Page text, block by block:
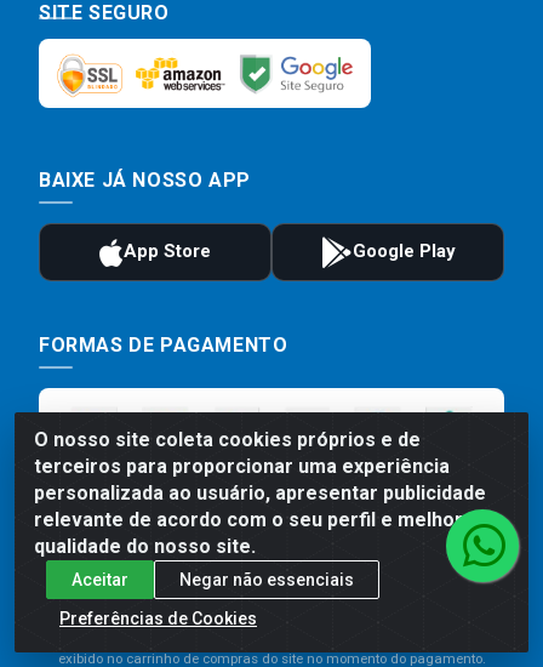
O nosso site coleta cookies próprios e de
terceiros para proporcionar uma experiência
personalizada ao usuário, apresentar publicidade
relevante de acordo com o seu perfil e melhorar a
qualidade do nosso site.
Aceitar
Negar não essenciais
Preferências de Cookies
SITE SEGURO
BAIXE JÁ NOSSO APP
FORMAS DE PAGAMENTO
Preços, promoções, condições de pagamento e frete são válidos
para compras realizadas exclusivamente pelo site. Caso haja
exibido no carrinho de compras do site no momento do pagamento.